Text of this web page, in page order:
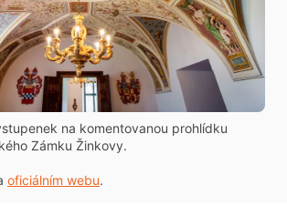
na komentovanou prohlídku
Zámku Žinkovy.
oficiálním webu.